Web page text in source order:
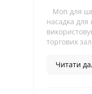
Моп для
насадка
торгових
Читати